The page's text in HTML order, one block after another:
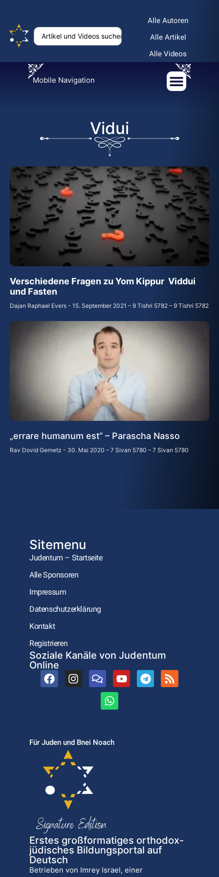
Alle Autoren
Alle Artikel
Alle Videos
Mobile Navigation
Vidui
Verschiedene Fragen zu Yom Kippur Viddui
und Fasten
Dajan Raphael Evers 15. September 2021 – 9 Tishri 5782 – 9 Tishri 5782
„errare humanum est“ – Parascha Nasso
Rav Dovid Gernetz 30. Mai 2020 – 7 Sivan 5780 – 7 Sivan 5780
Sitemenu
Judentum – Startseite
Alle Sponsoren
Impressum
Datenschutzerklärung
Kontakt
Registrieren
Soziale Kanäle von Judentum
Online
Für Juden und Bnei Noach
Erstes großformatiges orthodox-
jüdisches Bildungsportal auf
Deutsch
Betrieben von Imrey Israel, einer